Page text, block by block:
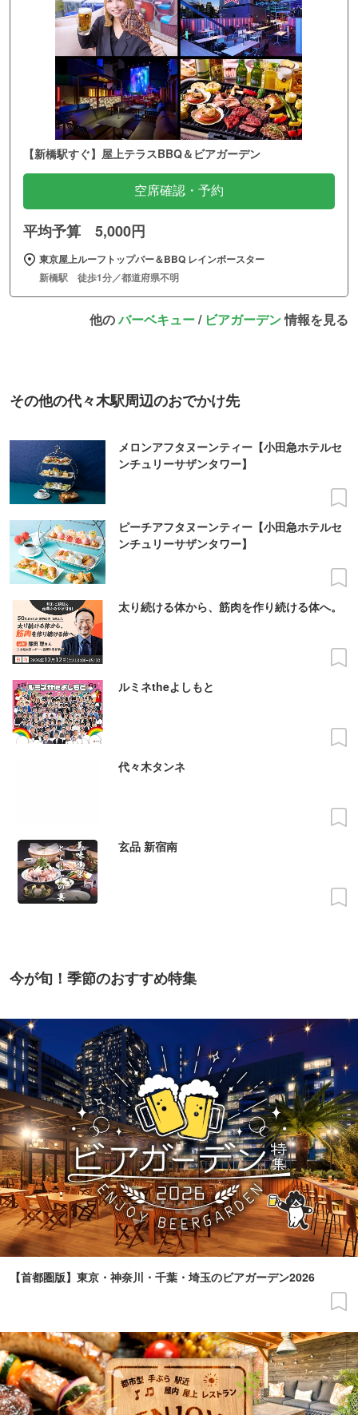
【新橋駅すぐ】屋上テラスBBQ＆ビアガーデン
空席確認・予約
平均予算 5,000円
東京屋上ルーフトップバー＆BBQ レインボースター
新橋駅 徒歩1分／都道府県不明
他のバーベキュー/ ビアガーデン情報を見る
その他の代々木駅周辺のおでかけ先
メロンアフタヌーンティー【小田急ホテルセ
ンチュリーサザンタワー】
ピーチアフタヌーンティー【小田急ホテルセ
ンチュリーサザンタワー】
太り続ける体から、筋肉を作り続ける体へ。
ルミネtheよしもと
代々木タンネ
玄品 新宿南
今が旬！季節のおすすめ特集
【首都圏版】東京・神奈川・千葉・埼玉のビアガーデン2026